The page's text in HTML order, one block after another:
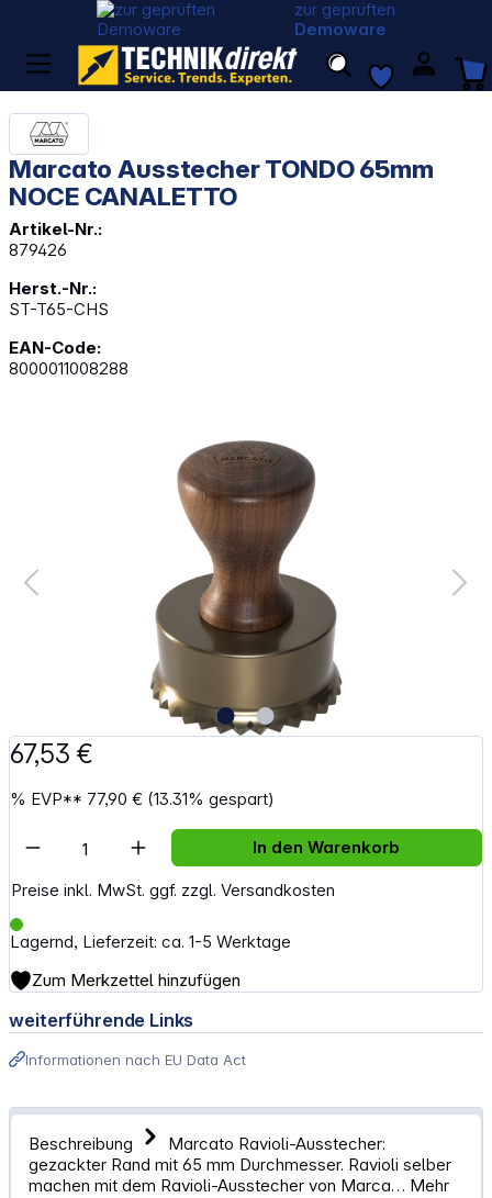
zur geprüften
Demoware
Marcato Ausstecher TONDO 65mm
NOCE CANALETTO
Artikel-Nr.:
879426
Herst.-Nr.:
ST-T65-CHS
EAN-Code:
8000011008288
Bildergalerie überspringen
67,53 €
% EVP** 77,90 € (13.31% gespart)
Preise inkl. MwSt. ggf. zzgl. Versandkosten
Lagernd, Lieferzeit: ca. 1-5 Werktage
Artikel Anzahl: Gib den gewünschten
In den Warenkorb
Zum Merkzettel hinzufügen
weiterführende Links
Informationen nach EU Data Act
Beschreibung
Marcato Ravioli-Ausstecher:
gezackter Rand mit 65 mm Durchmesser. Ravioli selber
machen mit dem Ravioli-Ausstecher von Marca… Mehr